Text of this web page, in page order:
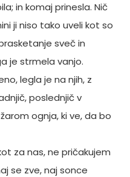
in komaj prinesla. Nič
ji niso tako uveli kot so
sveč in
je strmela vanjo.
legla je na njih, z
poslednjič v
ognja, ki ve, da bo
za nas, ne pričakujem
se zve, naj sonce